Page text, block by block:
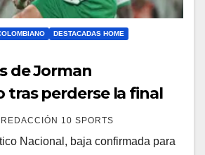
DESTACADAS HOME
de Jorman
tras perderse la final
REDACCIÓN 10 SPORTS
Nacional, baja confirmada para